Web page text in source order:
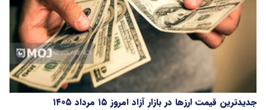
جدیدترین قیمت ارزها در بازار آزاد امروز ۱۵ مرداد ۱۴۰۵